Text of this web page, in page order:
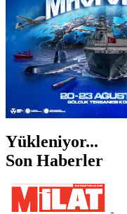
Yükleniyor...
Son Haberler